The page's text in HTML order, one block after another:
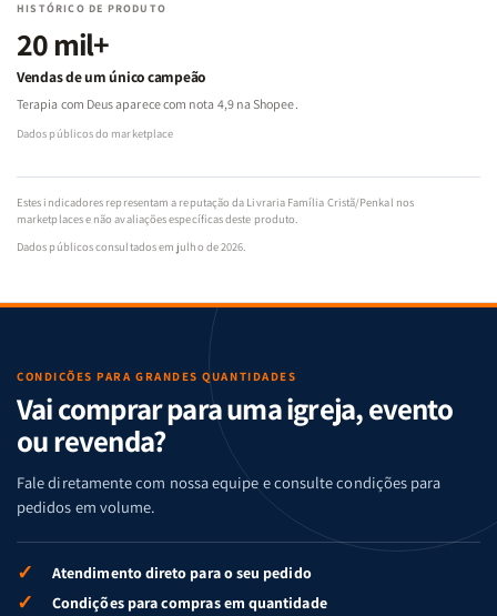
HISTÓRICO DE PRODUTO
20 mil+
Vendas de um único campeão
Terapia com Deus aparece com nota 4,9 na Shopee.
Dados públicos do marketplace
Estes indicadores representam a reputação da Livraria Família Cristã/Penkal nos
marketplaces e não avaliações específicas deste produto.
Dados públicos consultados em julho de 2026.
CONDIÇÕES PARA GRANDES QUANTIDADES
Vai comprar para uma igreja, evento
ou revenda?
Fale diretamente com nossa equipe e consulte condições para
pedidos em volume.
✓ Atendimento direto para o seu pedido
✓ Condições para compras em quantidade